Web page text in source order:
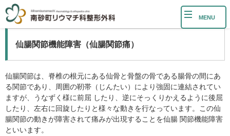
MENU
仙腸関節機能障害（仙腸関節痛）
仙腸関節は、脊椎の根元にある仙骨と骨盤の骨である腸骨の間にあ
る関節であり、周囲の靭帯（じんたい）により強固に連結されてい
ますが、うなずく様に前屈 したり、逆にそっくりかえるように後屈
したり、左右に回旋したりと様々な動きを行なっています。この仙
腸関節の動きが障害されて痛みが出現することを仙腸 関節機能障害
といいます。